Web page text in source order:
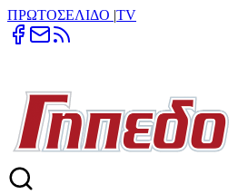
ΠΡΩΤΟΣΕΛΙΔΟ |TV